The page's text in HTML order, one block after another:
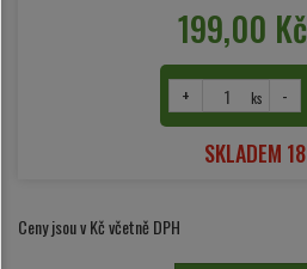
199,00
+ ks -
SKLADEM
Ceny jsou v Kč včetně DPH